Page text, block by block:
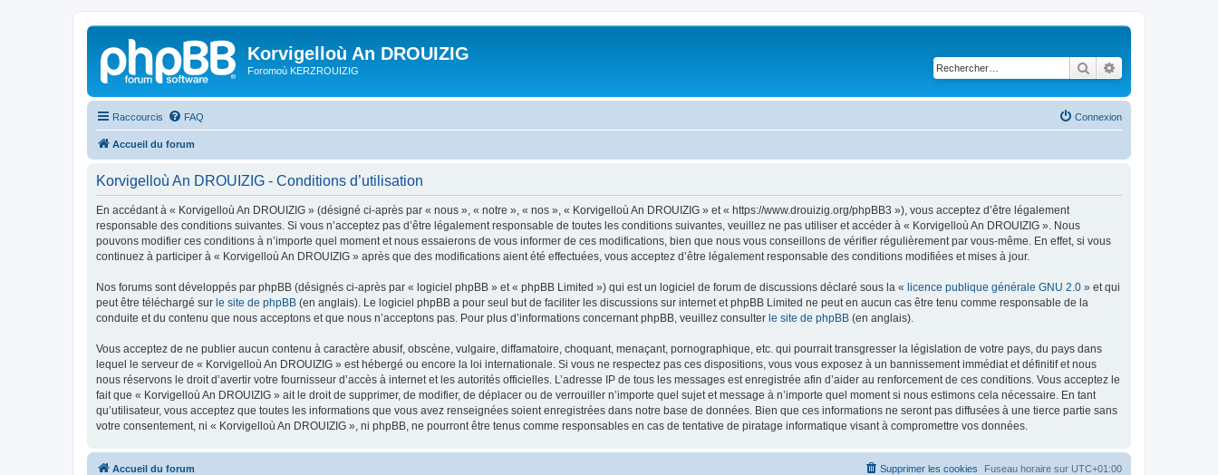
Korvigelloù An DROUIZIG
Foromoù KERZROUIZIG Rechercher
Raccourcis FAQ Connexion
Accueil du forum
Korvigelloù An DROUIZIG - Conditions d’utilisation
En accédant à « Korvigelloù An DROUIZIG » (désigné ci-après par « nous », « notre », « nos », « Korvigelloù An DROUIZIG » et « https://www.drouizig.org/phpBB3 »), vous acceptez d’être légalement
responsable des conditions suivantes. Si vous n’acceptez pas d’être légalement responsable de toutes les conditions suivantes, veuillez ne pas utiliser et accéder à « Korvigelloù An DROUIZIG ». Nous
pouvons modifier ces conditions à n’importe quel moment et nous essaierons de vous informer de ces modifications, bien que nous vous conseillons de vérifier régulièrement par vous-même. En effet, si vous
continuez à participer à « Korvigelloù An DROUIZIG » après que des modifications aient été effectuées, vous acceptez d’être légalement responsable des conditions modifiées et mises à jour.
Nos forums sont développés par phpBB (désignés ci-après par « logiciel phpBB » et « phpBB Limited ») qui est un logiciel de forum de discussions déclaré sous la « licence publique générale GNU 2.0 » et qui
peut être téléchargé sur le site de phpBB (en anglais). Le logiciel phpBB a pour seul but de faciliter les discussions sur internet et phpBB Limited ne peut en aucun cas être tenu comme responsable de la
conduite et du contenu que nous acceptons et que nous n’acceptons pas. Pour plus d’informations concernant phpBB, veuillez consulter le site de phpBB (en anglais).
Vous acceptez de ne publier aucun contenu à caractère abusif, obscène, vulgaire, diffamatoire, choquant, menaçant, pornographique, etc. qui pourrait transgresser la législation de votre pays, du pays dans
lequel le serveur de « Korvigelloù An DROUIZIG » est hébergé ou encore la loi internationale. Si vous ne respectez pas ces dispositions, vous vous exposez à un bannissement immédiat et définitif et nous
nous réservons le droit d’avertir votre fournisseur d’accès à internet et les autorités officielles. L’adresse IP de tous les messages est enregistrée afin d’aider au renforcement de ces conditions. Vous acceptez le
fait que « Korvigelloù An DROUIZIG » ait le droit de supprimer, de modifier, de déplacer ou de verrouiller n’importe quel sujet et message à n’importe quel moment si nous estimons cela nécessaire. En tant
qu’utilisateur, vous acceptez que toutes les informations que vous avez renseignées soient enregistrées dans notre base de données. Bien que ces informations ne seront pas diffusées à une tierce partie sans
votre consentement, ni « Korvigelloù An DROUIZIG », ni phpBB, ne pourront être tenus comme responsables en cas de tentative de piratage informatique visant à compromettre vos données.
Accueil du forum Fuseau horaire sur UTC+01:00
Supprimer les cookies